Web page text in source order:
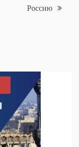
Россию